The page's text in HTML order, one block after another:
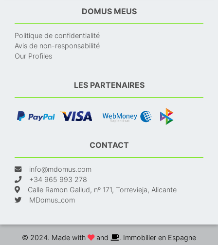
DOMUS MEUS
Politique de confidentialité
Avis de non-responsabilité
Our Profiles
LES PARTENAIRES
CONTACT
info@mdomus.com
+34 965 993 278
Calle Ramon Gallud, nº 171, Torrevieja, Alicante
MDomus_com
© 2024. Made with and . Immobilier en Espagne